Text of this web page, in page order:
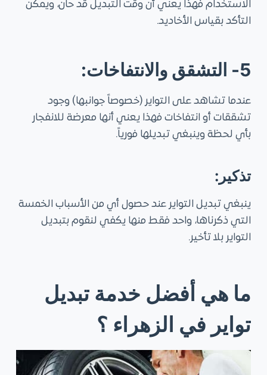
الاستخدام فهذا يعني أن وقت التبديل قد حان، ويمكن
التأكد بقياس الأخاديد.
5- التشقق والانتفاخات:
عندما تشاهد على التواير (خصوصاً جوانبها) وجود
تشققات أو انتفاخات فهذا يعني أنها معرضة للانفجار
بأي لحظة وينبغي تبديلها فورياً.
تذكير:
ينبغي تبديل التواير عند حصول أي من الأسباب الخمسة
التي ذكرناها، واحد فقط منها يكفي لنقوم بتبديل
التواير بلا تأخير.
ما هي أفضل خدمة تبديل
تواير في الزهراء ؟